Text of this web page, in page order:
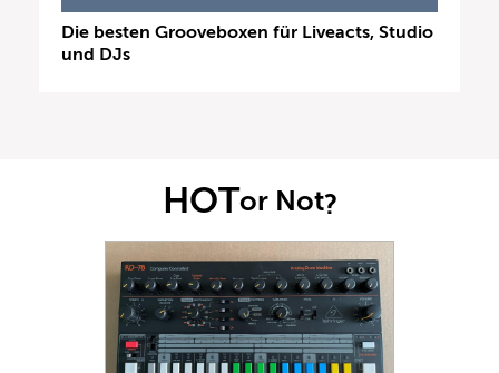
Die besten Grooveboxen für Liveacts, Studio
und DJs
HOTor Not?